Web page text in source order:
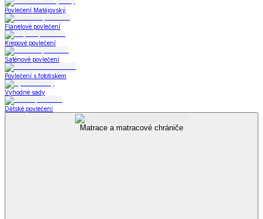
Povlečení Matějovský
Flanelové povlečení
Krepové povlečení
Saténové povlečení
Povlečení s fototiskem
Výhodné sady
Dětské povlečení
Matrace a matracové chrániče